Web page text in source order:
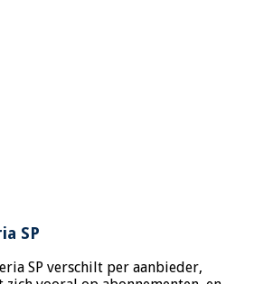
SP
SP verschilt per aanbieder,